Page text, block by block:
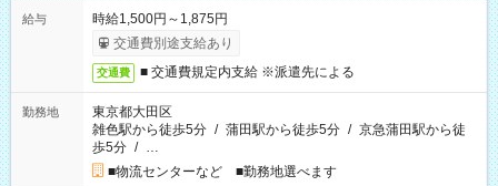
給与
時給1,500円～1,875円
交通費別途支給あり
交通費 ■ 交通費規定内支給 ※派遣先による
勤務地
東京都大田区
雑色駅から徒歩5分 / 蒲田駅から徒歩5分 / 京急蒲田駅から徒
歩5分 / …
■物流センターなど ■勤務地選べます